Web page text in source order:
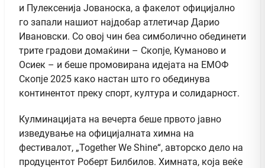
и Пулексенија Јованоска, а факелот официјално
го запали нашиот најдобар атлетичар Дарио
Ивановски. Со овој чин беа симболично обединети
трите градови домаќини – Скопје, Куманово и
Осиек – и беше промовирана идејата на ЕМОФ
Скопје 2025 како настан што го обединува
континентот преку спорт, култура и солидарност.
Кулминацијата на вечерта беше првото јавно
изведување на официјалната химна на
фестивалот, „Together We Shine“, авторско дело на
продуцентот Роберт Билбилов. Химната, која веќе